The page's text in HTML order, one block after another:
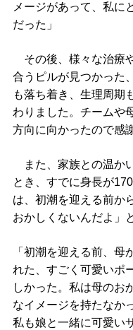
メージがあって、私に
だった」
その後、様々な治療
合うピルが見つかった
も落ち着き、生理周期
わりました。チームや
方向に向かったので感
また、家族との温か
とき、すでに身長が
は、初潮を迎える前か
おかしくないんだよ」
「初潮を迎える前、母
れた、すごく可愛いポ
しかった。私は母のお
なイメージを持たなか
私も娘と一緒に可愛い